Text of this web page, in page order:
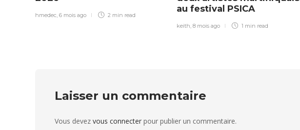
hmedec, 6 mois ago 2 min read
au festival PSICA
keith, 8 mois ago 1 min read
Laisser un commentaire
Vous devez vous connecter pour publier un commentaire.